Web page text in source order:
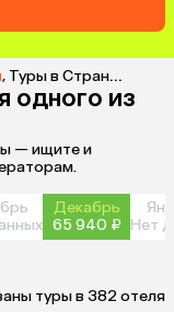
, Туры в Страны Африки для одного из Уфы
одного из
— ищите и
Декабрь
65 940 ₽ Нет
туры в 382 отеля